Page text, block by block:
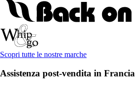
Scopri tutte le nostre marche
Assistenza post-vendita in Francia